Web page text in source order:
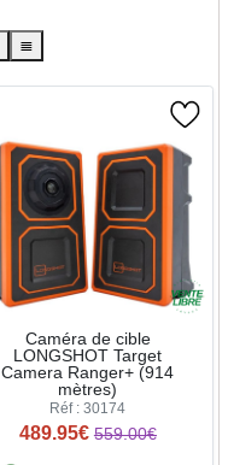
≣
Caméra de cible
LONGSHOT Target
Camera Ranger+ (914
mètres)
Réf : 30174
489.95€ 559.00€